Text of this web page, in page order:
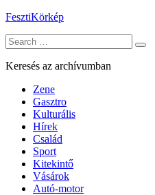
Skip
content
FesztiKörkép
Search
for:
Keresés az archívumban
Zene
Gasztro
Kulturális
Hírek
Család
Sport
Kitekintő
Vásárok
Autó-motor